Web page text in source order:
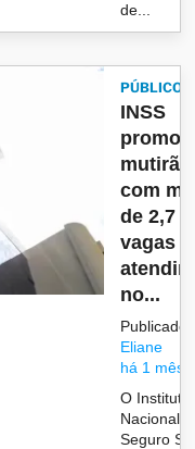
de...
PÚBLICO
INSS
mutirão
com
de 2,7
vagas
no...
Publicado
Eliane
há 1 mês
O Instituto
Nacional
Seguro